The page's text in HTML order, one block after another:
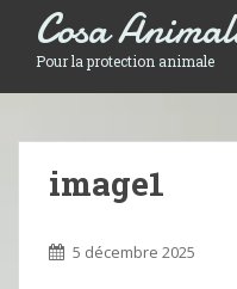
Cosa
Pour la protection animale
image1
5 décembre 2025